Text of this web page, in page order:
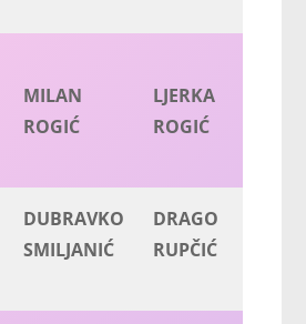
MILAN
ROGIĆ
LJERKA
ROGIĆ
DUBRAVKO
SMILJANIĆ
DRAGO
RUPČIĆ